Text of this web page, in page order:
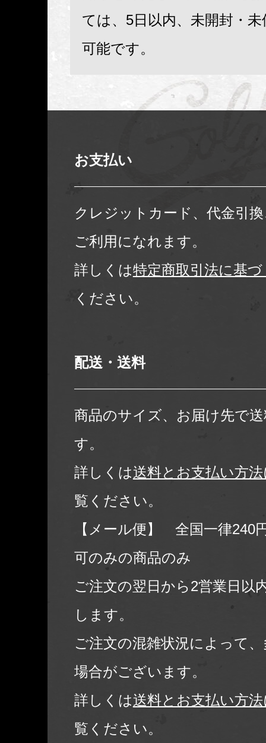
ては、5日以内、未開封・
可能です。
お支払い
クレジットカード、代金引
ご利用になれます。
詳しくは特定商取引法に基
ください。
配送・送料
商品のサイズ、お届け先で
す。
詳しくは送料とお支払い方
覧ください。
【メール便】 全国一律240
可のみの商品のみ
ご注文の翌日から2営業日以
します。
ご注文の混雑状況によって
場合がございます。
詳しくは送料とお支払い方
覧ください。